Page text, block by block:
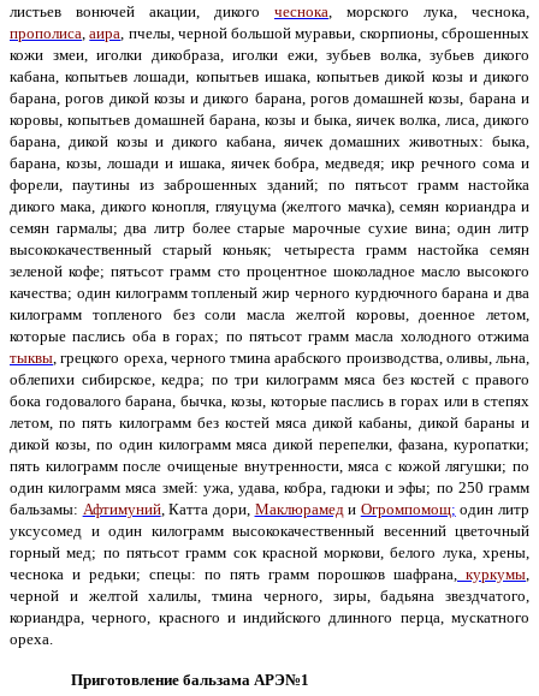
листьев вонючей акации, дикого чеснока , морского лука, чеснока,
прополиса ,аира , пчелы, черной большой муравьи, скорпионы, сброшенных
кожи змеи, иголки дикобраза, иголки ежи, зубьев волка, зубьев дикого
кабана, копытьев лошади, копытьев ишака, копытьев дикой козы и дикого
барана, рогов дикой козы и дикого барана, рогов домашней козы, барана и
коровы, копытьев домашней барана, козы и быка, яичек волка, лиса, дикого
барана, дикой козы и дикого кабана, яичек домашних животных: быка,
барана, козы, лошади и ишака, яичек бобра, медведя; икр речного сома и
форели, паутины из заброшенных зданий; по пятьсот грамм настойка
дикого мака, дикого конопля, гляуцума (желтого мачка), семян кориандра и
семян гармалы; два литр более старые марочные сухие вина; один литр
высококачественный старый коньяк; четыреста грамм настойка семян
зеленой кофе; пятьсот грамм сто процентное шоколадное масло высокого
качества; один килограмм топленый жир черного курдючного барана и два
килограмм топленого без соли масла желтой коровы, доенное летом,
которые паслись оба в горах; по пятьсот грамм масла холодного отжима
тыквы , грецкого ореха, черного тмина арабского производства, оливы, льна,
облепихи сибирское, кедра; по три килограмм мяса без костей с правого
бока годовалого барана, бычка, козы, которые паслись в горах или в степях
летом, по пять килограмм без костей мяса дикой кабаны, дикой бараны и
дикой козы, по один килограмм мяса дикой перепелки, фазана, куропатки;
пять килограмм после очищеные внутренности, мяса с кожой лягушки; по
один килограмм мяса змей: ужа, удава, кобра, гадюки и эфы; по 250 грамм
бальзамы: Афтимуний, Катта дори, Маклюрамед и Огромпомощ; один литр
уксусомед и один килограмм высококачественный весенний цветочный
горный мед; по пятьсот грамм сок красной моркови, белого лука, хрены,
чеснока и редьки; спецы: по пять грамм порошков шафрана,
куркумы
черной и желтой халилы, тмина черного, зиры, бадьяна звездчатого,
кориандра, черного, красного и индийского длинного перца, мускатного
ореха.
Приготовление бальзама АРЭ№1